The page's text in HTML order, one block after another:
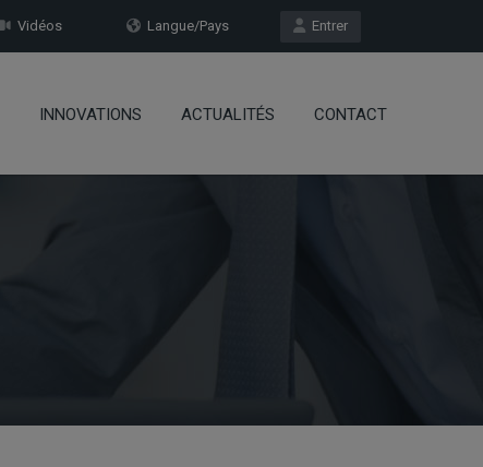
Entrer
Langue/Pays
Vidéos
INNOVATIONS ACTUALITÉS CONTACT